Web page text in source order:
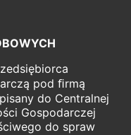
pod ﬁrmą
do Centralnej
Gospodarczej
do spraw